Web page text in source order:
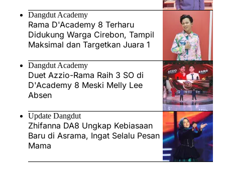
Dangdut Academy
Rama D'Academy 8 Terharu
Didukung Warga Cirebon, Tampil
Maksimal dan Targetkan Juara 1
Dangdut Academy
Duet Azzio-Rama Raih 3 SO di
D'Academy 8 Meski Melly Lee
Absen
Update Dangdut
Zhifanna DA8 Ungkap Kebiasaan
Baru di Asrama, Ingat Selalu Pesan
Mama